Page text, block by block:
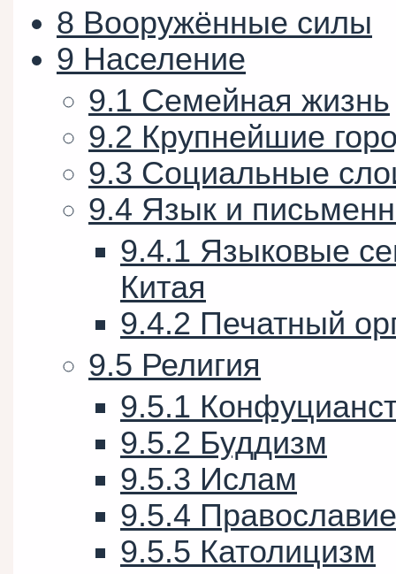
8 Вооружённые силы
9 Население
9.1 Семейная жизнь
9.2 Крупнейшие
9.3 Социальные
9.4 Язык и
9.4.1 Языковые
Китая
9.4.2 Печатный
9.5 Религия
9.5.1
9.5.2 Буддизм
9.5.3 Ислам
9.5.4 Православие
9.5.5 Католицизм